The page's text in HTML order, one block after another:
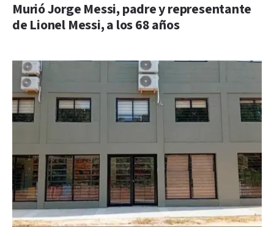
Murió Jorge Messi, padre y representante
de Lionel Messi, a los 68 años